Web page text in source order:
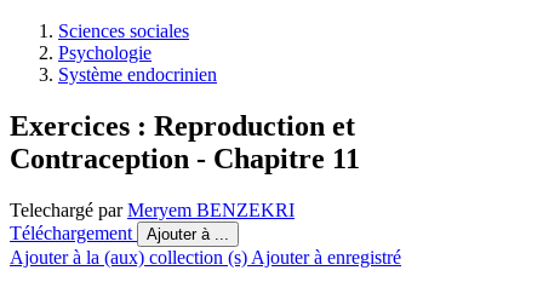
Sciences sociales
Psychologie
Système endocrinien
Exercices : Reproduction et
Contraception - Chapitre 11
Telechargé parMeryem BENZEKRI
Téléchargement
Ajouter à ...
Ajouter à la (aux) collection (s) Ajouter à enregistré